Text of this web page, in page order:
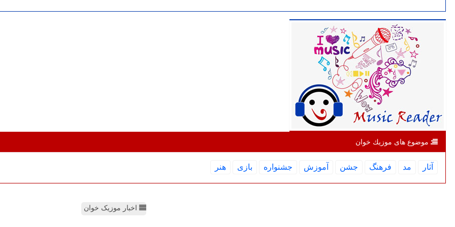
موضوع های موزیك خوان
آثار مد فرهنگ جشن آموزش جشنواره بازی هنر
اخبار موزیک خوان